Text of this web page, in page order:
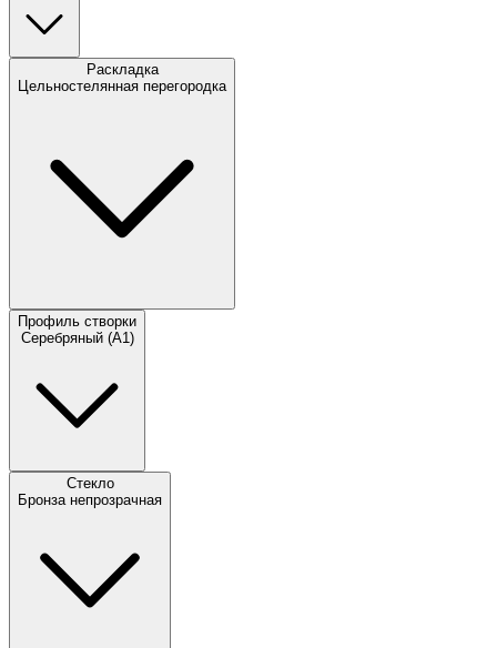
Раскладка
Цельностелянная перегородка
Профиль створки
Серебряный (A1)
Стекло
Бронза непрозрачная